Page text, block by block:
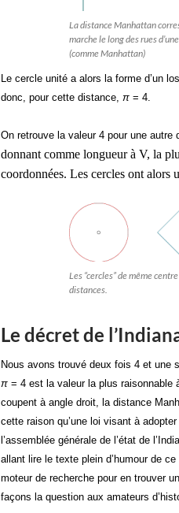
La distance Manhattan
marche le long des rues
(comme Manhattan)
Le cercle unité a alors la forme d’un
donc, pour cette distance, π = 4.
On retrouve la valeur 4 pour une autre
donnant comme longueur à V, la
coordonnées. Les cercles ont alors
Les “cercles” de même
distances.
Le décret de
Nous avons trouvé deux fois 4 et une
π = 4 est la valeur la plus raisonnable
coupent à angle droit, la distance
cette raison qu’une loi visant à
l’assemblée générale de l’état de
allant lire le texte plein d’humour de
moteur de recherche pour en trouver
façons la question aux amateurs